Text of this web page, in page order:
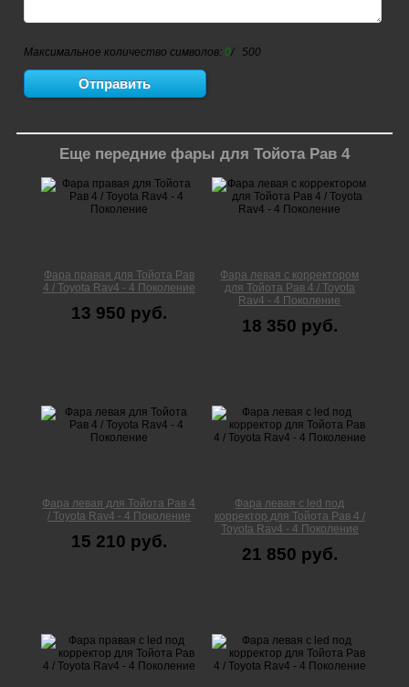
Максимальное количество символов: 0/ 500
Еще передние фары для Тойота Рав 4
Фара правая для Тойота Рав
4 / Toyota Rav4 - 4 Поколение
13 950 руб.
Фара левая с корректором
для Тойота Рав 4 / Toyota
Rav4 - 4 Поколение
18 350 руб.
Фара левая для Тойота Рав 4
/ Toyota Rav4 - 4 Поколение
15 210 руб.
Фара левая с led под
корректор для Тойота Рав 4 /
Toyota Rav4 - 4 Поколение
21 850 руб.